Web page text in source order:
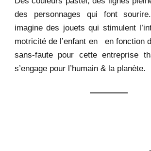
des personnages qui font
imagine des jouets qui stimulent
motricité de l’enfant en en fonction
sans-faute pour cette entreprise
s’engage pour l’humain & la planète.